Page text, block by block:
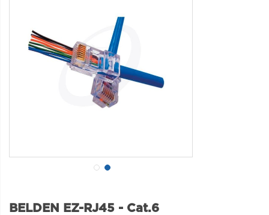
BELDEN EZ-RJ45 - Cat.6